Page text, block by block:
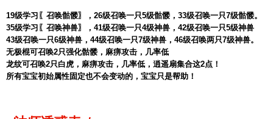
19级学习〖召唤骷髅〗，26级召唤一只5级骷髅，33级召唤一只7级骷髅。
35级学习〖召唤神兽〗，41级召唤一只4级神兽，42级召唤一只5级神兽
43级召唤一只6级神兽，44级召唤一只7级神兽，46级召唤两只7级神兽。
无极棍可召唤2只强化骷髅，麻痹攻击，几率低
龙纹可召唤2只白虎，麻痹攻击，几率低，逍遥扇集合这2点！
所有宝宝初始属性固定也不会变动的，宝宝只是帮助！